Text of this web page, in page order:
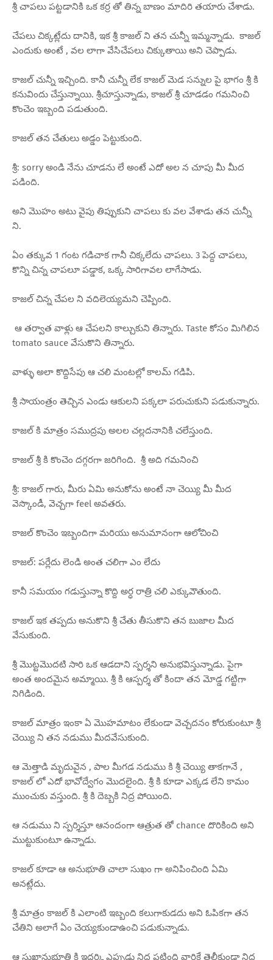
శ్రీ చాపలు పట్టడానికి ఒక కర్ర తో తిన్న బాణం మాదిరి తయారు చేశాడు.
చేపలు చిక్కట్లేదు దానికి, ఇక శ్రీ కాజల్ ని తన చున్నీ ఇమ్మన్నాడు. కాజల్
ఎందుకు అంటే , వల లాగా వేసిచేపలు చిక్కుతాయి అని చెప్పాడు.
కాజల్ చున్నీ ఇచ్చింది. కానీ చున్నీ లేక కాజల్ మెడ సన్నుల పై భాగం శ్రీ కి
కనువిందు చేస్తున్నాయి. శ్రీచూస్తున్నాడు, కాజల్ శ్రీ చూడడం గమనించి
కొంచెం ఇబ్బంది పడుతుంది.
కాజల్ తన చేతులు అడ్డం పెట్టుకుంది.
శ్రీ: sorry అండి నేను చూడను లే అంటే ఎదో అల న చూపు మీ మీద
పడింది.
అని మొహం అటు వైపు తిప్పుకుని చాపలు కు వల వేశాడు తన చున్నీ
ని.
ఏం తక్కువ 1 గంట గడిచాక గానీ చిక్కలేదు చాపలు. 3 పెద్ద చాపలు,
కొన్ని చిన్న చాపలూ పడ్డాక, ఒక్క సారిగావల లాగేసాడు.
కాజల్ చిన్న చేపల ని వదిలెయ్యమని చెప్పింది.
ఆ తర్వాత వాళ్లు ఆ చేపలని కాల్చుకుని తిన్నారు. Taste కోసం మిగిలిన
tomato sauce వేసుకొని తిన్నారు.
వాళ్ళు అలా కొద్దిసేపు ఆ చలి మంటల్లో కాలమ్ గడిపి.
శ్రీ సాయంత్రం తెచ్చిన ఎండు ఆకులని పక్కలా పరుచుకుని పడుకున్నారు.
కాజల్ కి మాత్రం సముద్రపు అలల చల్లదనానికి చలేస్తుంది.
కాజల్ శ్రీ కి కొంచెం దగ్గరగా జరిగింది. శ్రీ అది గమనించి
శ్రీ: కాజల్ గారు, మీరు ఏమి అనుకోను అంటే నా చెయ్యి మీ మీద
వెస్కొండీ, వెచ్చగా feel అవతరు.
కాజల్ కొంచెం ఇబ్బందిగా మరియు అనుమానంగా ఆలోచించి
కాజల్: పర్లేదు లెండి అంత చలిగా ఎం లేదు
కానీ సమయం గడుస్తున్నా కొద్ది అర్ధ రాత్రి చలి ఎక్కువౌతుంది.
కాజల్ ఇక తప్పదు అనుకొని శ్రీ చేతు తీసుకొని తన బుజాల మీద
వేసుకుంది.
శ్రీ మొట్టమొదటి సారి ఒక ఆడదాని స్పర్శని అనుభవిస్తున్నాడు. పైగా
అంత అందమైన అమ్మాయి. శ్రీ కి ఆస్పర్శ తో కిందా తన మోడ్డ గట్టిగా
నిగిడింది.
కాజల్ మాత్రం ఇంకా ఏ మొహమాటం లేకుండా వెచ్చదనం కోరుకుంటూ శ్రీ
చెయ్యి ని తన నడుము మీదవేసుకుంది.
ఆ మెత్తాడి మృదువైన , పాల మీగడ నడుము కి శ్రీ చెయ్యి తాకగానే ,
కాజల్ లో ఎదో భావోద్వేగం మొదలైంది. శ్రీ కి కూడా ఎక్కడ లేని కామం
ముంచుకు వస్తుంది. శ్రీ కి దెబ్బకి నిద్ర పోయింది.
ఆ నడుము ని స్పర్శిస్తూ ఆనందంగా ఆత్రుత తో chance దొరికింది అని
ముట్టుకుంటూ ఉన్నాడు.
కాజల్ కూడా ఆ అనుభూతి చాలా సుఖం గా అనిపించింది ఏమి
అనట్లేదు.
శ్రీ మాత్రం కాజల్ కి ఎలాంటి ఇబ్బంది కలుగాకుడదు అని ఓపికగా తన
చేతిని అలాగే ఏం చెయ్యకుండాఉంచి పడుకున్నాడు.
ఆ సుఖానుభూతి కి ఇద్దర్కి ఎప్పుడు నిద్ర పట్టింది వారికే తెలీకుండా నిద్ర